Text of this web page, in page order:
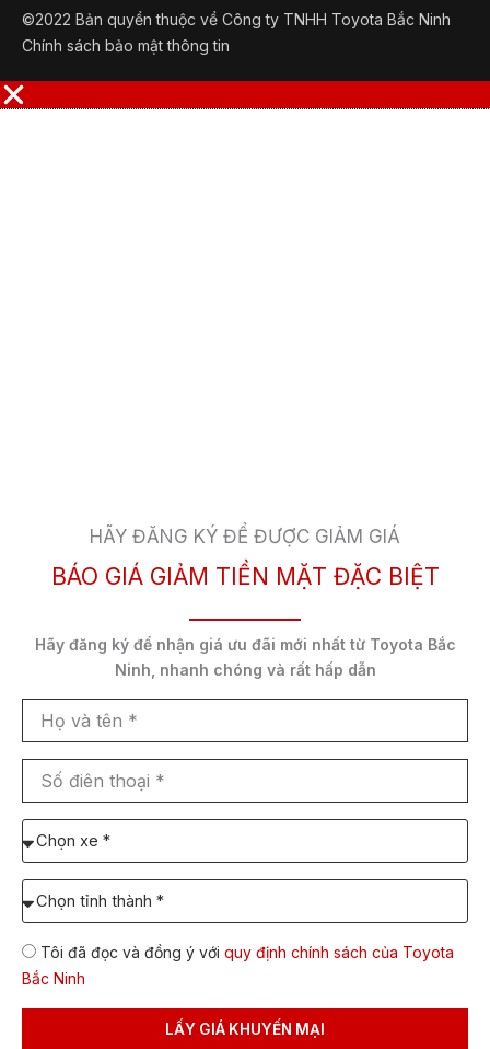
©2022 Bản quyền thuộc về Công ty TNHH Toyota Bắc Ninh
​Chính sách bảo mật thông tin